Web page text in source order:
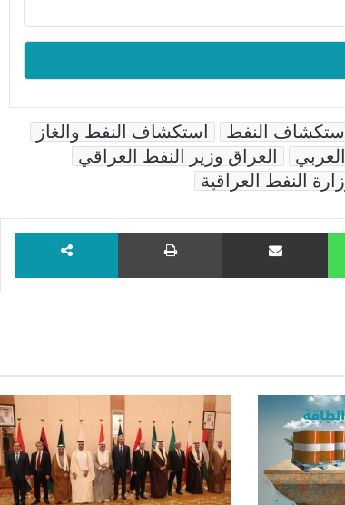
استكشاف النفط
استكشاف النفط والغاز
العراق وزير النفط العراقي
النفط العراقية
WhatsApp مشاركة عبر البريد طباعة